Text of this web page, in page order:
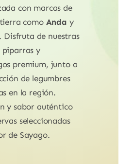
con marcas de
como Anda y
Disfruta de nuestras
piparras y
premium, junto a
de legumbres
en la región.
y sabor auténtico
seleccionadas
de Sayago.